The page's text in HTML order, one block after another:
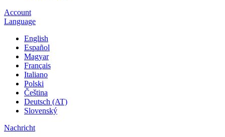
Account
Language
English
Español
Magyar
Français
Italiano
Polski
Čeština
Deutsch (AT)
Slovenský
Nachricht